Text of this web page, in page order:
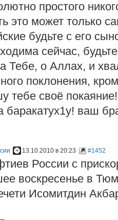
простого
это может только
будьте с его
сейчас,
Тебе, о Аллах, и
поклонения,
тебе своё
баракатух1у! ваш
13.10.2010 в 20:23 #1452
России с
воскресенье в
Исомитдин